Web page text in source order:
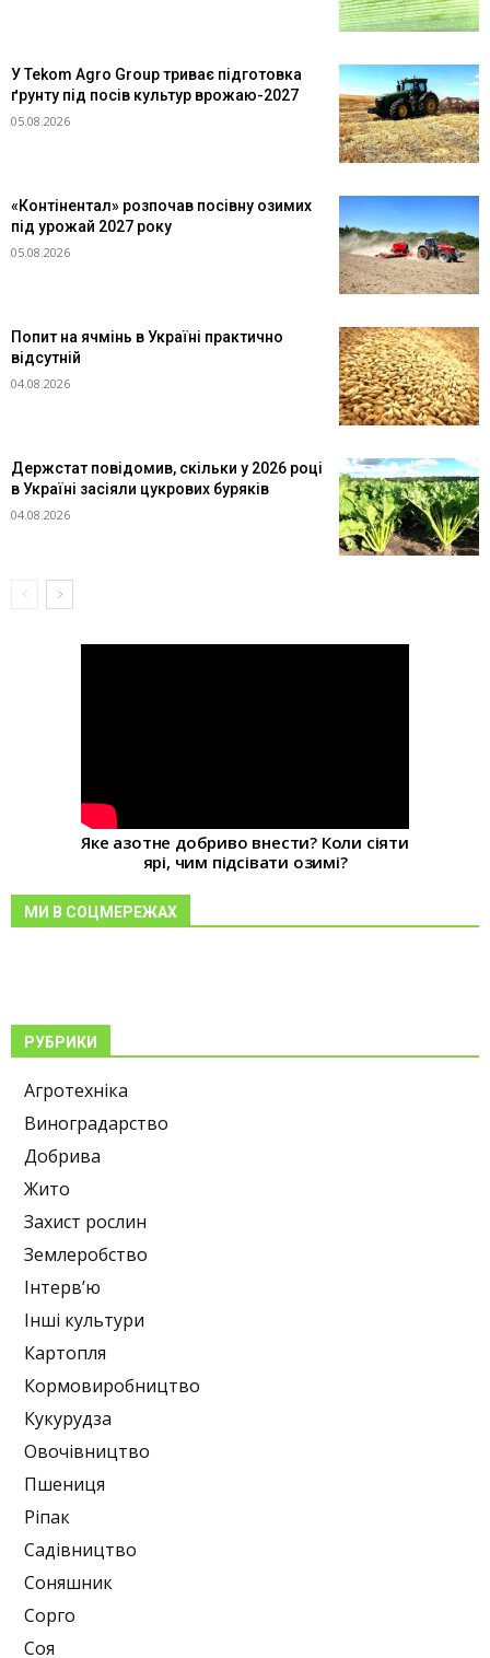
У Tekom Agro Group триває підготовка
ґрунту під посів культур врожаю-2027
05.08.2026
«Контінентал» розпочав посівну озимих
під урожай 2027 року
05.08.2026
Попит на ячмінь в Україні практично
відсутній
04.08.2026
Держстат повідомив, скільки у 2026 році
в Україні засіяли цукрових буряків
04.08.2026
Яке азотне добриво внести? Коли сіяти
ярі, чим підсівати озимі?
МИ В СОЦМЕРЕЖАХ
РУБРИКИ
Агротехніка
Виноградарство
Добрива
Жито
Захист рослин
Землеробство
Інтерв’ю
Інші культури
Картопля
Кормовиробництво
Кукурудза
Овочівництво
Пшениця
Ріпак
Садівництво
Соняшник
Сорго
Соя